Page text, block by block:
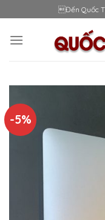
to
content
Đến Quốc
-5%